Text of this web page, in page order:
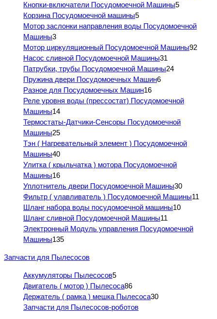
Кнопки-включатели Посудомоечной Машины5
Корзина Посудомоечной машины5
Мотор заслонки направления воды Посудомоечной
Машины3
Мотор циркуляционный Посудомоечной Машины92
Насос сливной Посудомоечной Машины31
Патрубки, трубы Посудомоечной Машины24
Пружина двери Посудомоечных Машин6
Разное для Посудомоечных Машин16
Реле уровня воды (прессостат) Посудомоечной
Машины14
Термостаты-Датчики-Сенсоры Посудомоечной
Машины25
Тэн ( Нагревательный элемент ) Посудомоечной
Машины40
Улитка ( крыльчатка ) мотора Посудомоечной
Машины16
Уплотнитель двери Посудомоечной Машины30
Фильтр ( улавливатель ) Посудомоечной Машины11
Шланг набора воды посудомоечной машины10
Шланг сливной Посудомоечной Машины11
Электронный Модуль управления Посудомоечной
Машины135
Запчасти для Пылесосов
Аккумуляторы Пылесосов5
Двигатель ( мотор ) Пылесоса86
Держатель ( рамка ) мешка Пылесоса30
Запчасти для Пылесосов-роботов